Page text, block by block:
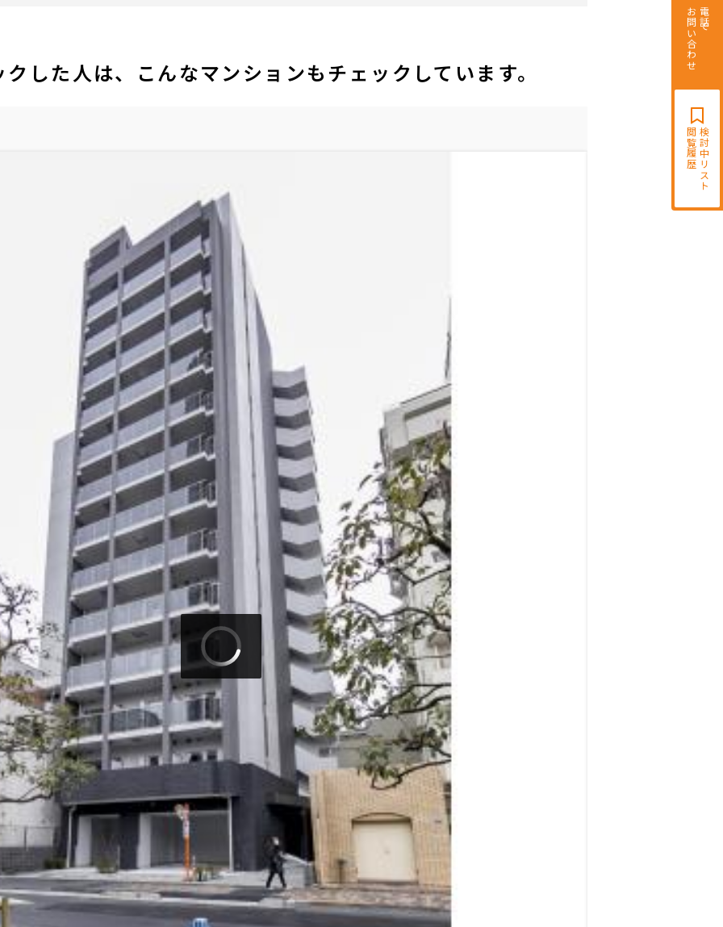
電話で
お問い合わせ
検討中リスト
閲覧履歴
した人は、こんなマンションもチェックしています。